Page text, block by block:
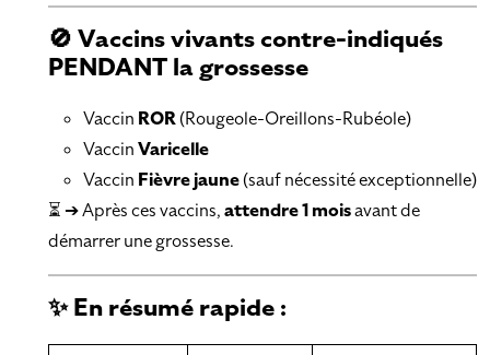
🚫 Vaccins vivants contre-indiqués
PENDANT la grossesse
Vaccin ROR(Rougeole-Oreillons-Rubéole)
VaccinVaricelle
Vaccin Fièvre jaune(sauf nécessité exceptionnelle)
⏳ ➔ Après ces vaccins,attendre 1 moisavant de
démarrer une grossesse.
✨ En résumé rapide :